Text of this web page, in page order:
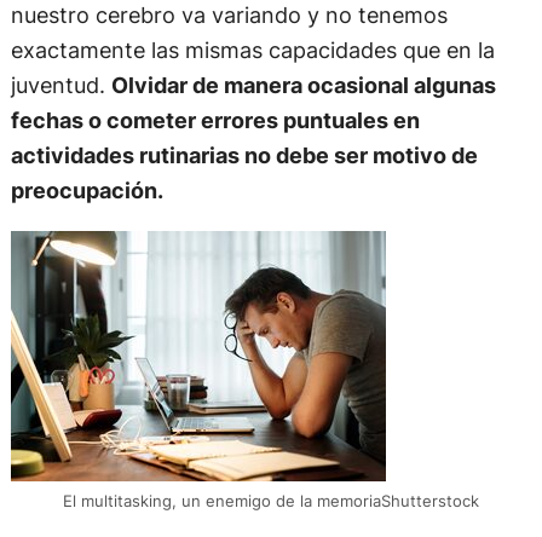
nuestro cerebro va variando y no tenemos
exactamente las mismas capacidades que en la
juventud. Olvidar de manera ocasional algunas
fechas o cometer errores puntuales en
actividades rutinarias no debe ser motivo de
preocupación.
El multitasking, un enemigo de la memoriaShutterstock